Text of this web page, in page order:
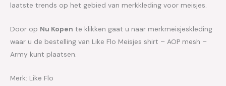
laatste trends op het gebied van merkkleding voor meisjes.
Door op Nu Kopen te klikken gaat u naar merkmeisjeskleding
waar u de bestelling van Like Flo Meisjes shirt – AOP mesh –
Army kunt plaatsen.
Merk: Like Flo